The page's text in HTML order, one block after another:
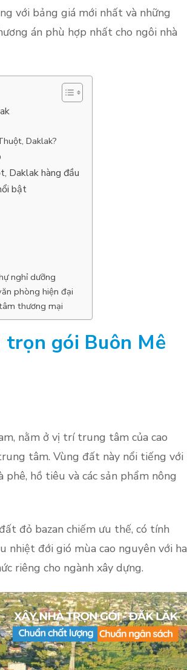
với bảng giá mới nhất và những
án phù hợp nhất cho ngôi nhà
Daklak?
Daklak hàng đầu
bật
nghỉ dưỡng
phòng hiện đại
thương mại
trọn gói Buôn Mê
nằm ở vị trí trung tâm của cao
tâm. Vùng đất này nổi tiếng với
hồ tiêu và các sản phẩm nông
đỏ bazan chiếm ưu thế, có tính
nhiệt đới gió mùa cao nguyên với
riêng cho ngành xây dựng.